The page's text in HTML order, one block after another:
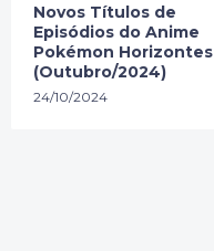
Novos Títulos de
Episódios do Anime
Pokémon Horizontes
(Outubro/2024)
24/10/2024